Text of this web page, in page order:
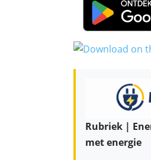
Rubriek |
met energie